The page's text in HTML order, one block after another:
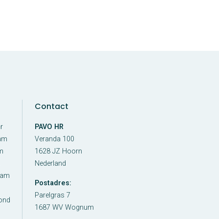
quickscan
Veelgestelde
Contact
PAVO HR
Veranda 100
1628 JZ Hoorn
Nederland
Postadres:
Parelgras 7
1687 WV Wognum